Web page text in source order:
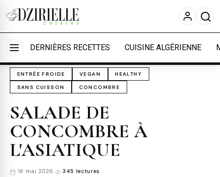
Nous utilisons des cookies pour améliorer votre
expérience et mesurer l'audience.
En savoir plus
Accepter tout
Personnaliser
DERNIÈRES RECETTES CUISINE ALGÉRIENNE
Accueil Cuisine
ENTRÉE FROIDE VEGAN HEALTHY
SANS CUISSON CONCOMBRE
SALADE DE
CONCOMBRE À
L'ASIATIQUE
18 mai 2026 345 lectures